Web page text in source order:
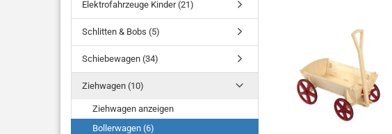
Elektrofahrzeuge Kinder (21)
Schlitten & Bobs (5)
Schiebewagen (34)
Ziehwagen (10)
Ziehwagen anzeigen
Bollerwagen (6)